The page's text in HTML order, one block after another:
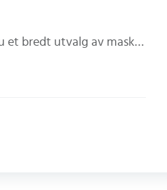
Enten du leter etter en søt og koselig maskot til å pynte opp rommet ditt eller en morsom maskot til å bruke på en sportsbegivenhet, finner du et bredt utvalg av maskoter her. Utforsk forskjellige stiler og størrelser for å finne den perfekte maskoten for deg.